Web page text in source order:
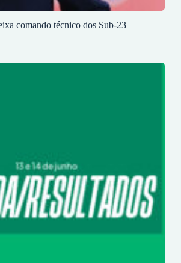
comando técnico dos Sub-23